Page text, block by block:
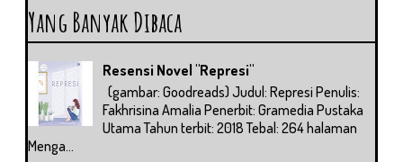
Yang Banyak Dibaca
Resensi Novel "Represi"
(gambar: Goodreads) Judul: Represi Penulis:
Fakhrisina Amalia Penerbit: Gramedia Pustaka
Utama Tahun terbit: 2018 Tebal: 264 halaman
Menga...